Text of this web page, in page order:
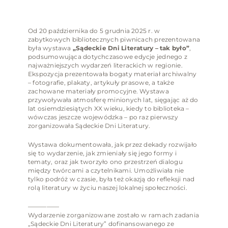
Kontakt
Do pobrania
Od 20 października do 5 grudnia 2025 r. w
zabytkowych bibliotecznych piwnicach prezentowana
była wystawa „Sądeckie Dni Literatury – tak było”,
podsumowująca dotychczasowe edycje jednego z
najważniejszych wydarzeń literackich w regionie.
Ekspozycja prezentowała bogaty materiał archiwalny
– fotografie, plakaty, artykuły prasowe, a także
zachowane materiały promocyjne. Wystawa
przywoływała atmosferę minionych lat, sięgając aż do
lat osiemdziesiątych XX wieku, kiedy to biblioteka –
wówczas jeszcze wojewódzka – po raz pierwszy
zorganizowała Sądeckie Dni Literatury.
Wystawa dokumentowała, jak przez dekady rozwijało
się to wydarzenie, jak zmieniały się jego formy i
tematy, oraz jak tworzyło ono przestrzeń dialogu
między twórcami a czytelnikami. Umożliwiała nie
tylko podróż w czasie, była też okazją do refleksji nad
rolą literatury w życiu naszej lokalnej społeczności.
—————
Wydarzenie zorganizowane zostało w ramach zadania
„Sądeckie Dni Literatury” dofinansowanego ze